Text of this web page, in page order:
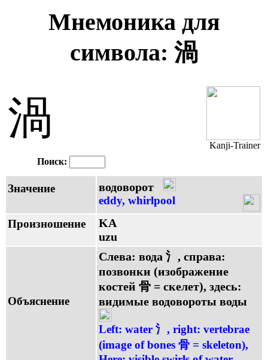
Мнемоника для
символа: 渦
渦
Kanji-Trainer
Поиск:
Значение водоворот
eddy, whirlpool
Произношение
KA
uzu
Объяснение
Слева: вода 氵, справа:
позвонки (изображение
костей 骨 = скелет), здесь:
видимые водовороты воды
Left: water 氵, right: vertebrae
(image of bones 骨 = skeleton),